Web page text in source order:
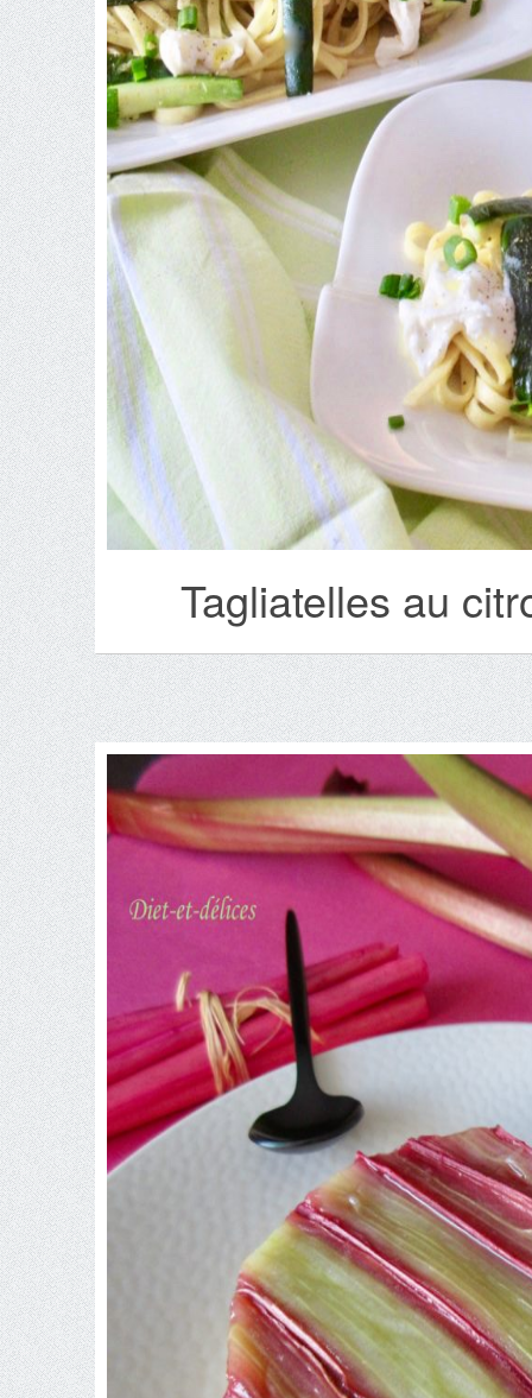
Tagliatelles au